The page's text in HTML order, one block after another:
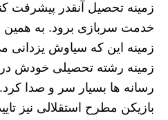
زمینه تحصیل آنقدر پیشرفت
خدمت سربازی برود. به همین
زمینه این که سیاوش یزدانی
زمینه رشته تحصیلی خودش
رسانه ها بسیار سر و صدا
بازیکن مطرح استقلالی نیز